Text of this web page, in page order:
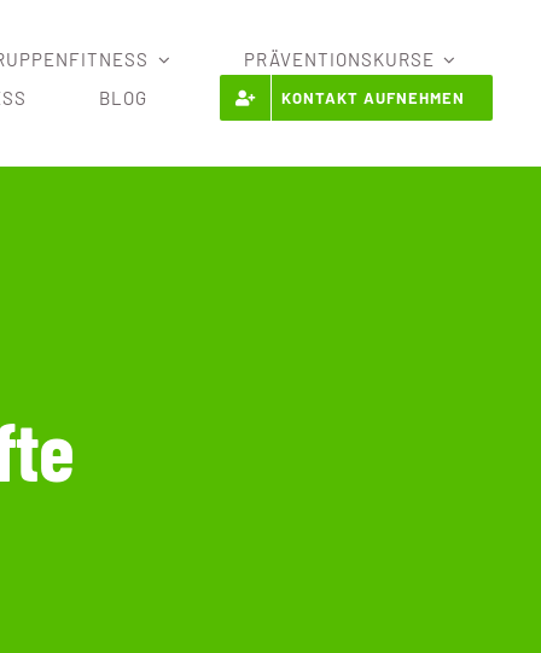
PRÄVENTIONSKURSE
BLOG KONTAKT AUFNEHMEN